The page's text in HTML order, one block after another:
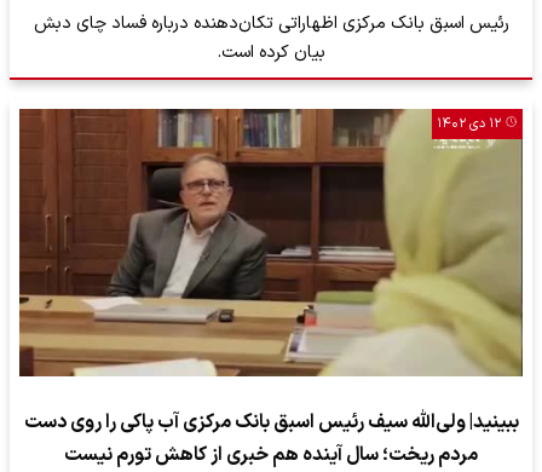
رئیس اسبق بانک مرکزی اظهاراتی تکان‌دهنده درباره فساد چای دبش
بیان کرده است.
۱۲ دی ۱۴۰۲
ببینید| ولی‌الله سیف رئیس اسبق بانک مرکزی آب پاکی را روی دست
مردم ریخت؛ سال آینده هم خبری از کاهش تورم نیست